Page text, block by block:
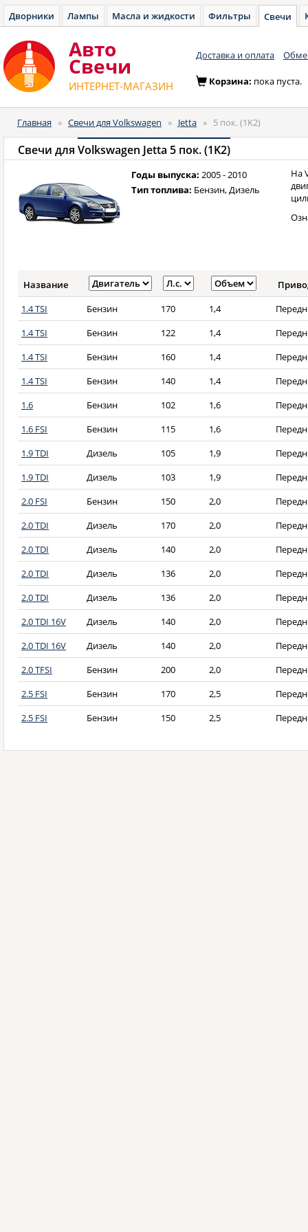
Дворники Лампы Масла и жидкости Фильтры Свечи
Авто
Cвечи
ИНТЕРНЕТ-МАГАЗИН
Доставка и оплата
Корзина: пока пуста.
Главная » Свечи для Volkswagen » Jetta » 5 пок. (1K2)
Свечи для Volkswagen Jetta 5 пок. (1K2)
Годы выпуска: 2005 - 2010
Тип топлива: Бензин, Дизель
На
Название
1.4 TSI
Бензин 170 1,4
1.4 TSI
Бензин 122 1,4
1.4 TSI
Бензин 160 1,4
1.4 TSI
Бензин 140 1,4
1.6
Бензин 102 1,6
1.6 FSI
Бензин 115 1,6
1.9 TDI
Дизель 105 1,9
1.9 TDI
Дизель 103 1,9
2.0 FSI
Бензин 150 2,0
2.0 TDI
Дизель 170 2,0
2.0 TDI
Дизель 140 2,0
2.0 TDI
Дизель 136 2,0
2.0 TDI
Дизель 136 2,0
2.0 TDI 16V
Дизель 140 2,0
2.0 TDI 16V
Дизель 140 2,0
2.0 TFSI
Бензин 200 2,0
2.5 FSI
Бензин 170 2,5
2.5 FSI
Бензин 150 2,5